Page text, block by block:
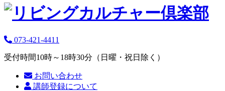
073-421-4411
受付時間10時～18時30分（日曜・祝日除く）
お問い合わせ
講師登録について